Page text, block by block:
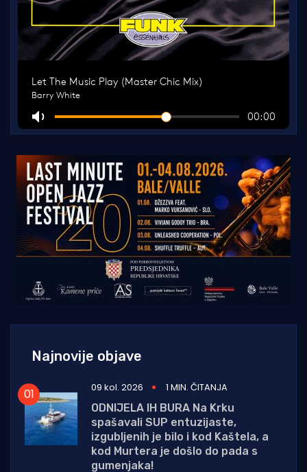
Najnovije objave
09 kol. 2026
1 MIN. ČITANJA
ODNIJELA IH BURA Na Krku
spašavali SUP entuzijaste,
izgubljenih je bilo i kod Kaštela, a
kod Murtera je došlo do pada s
gumenjaka!